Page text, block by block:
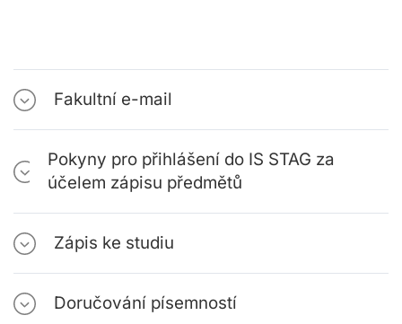
Fakultní e-mail
Pokyny pro přihlášení do IS STAG za
účelem zápisu předmětů
Zápis ke studiu
Doručování písemností